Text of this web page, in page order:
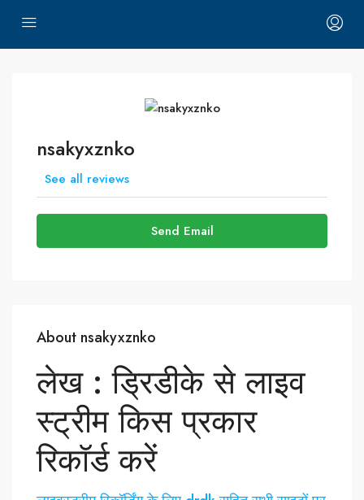
nsakyxznko
See all reviews
Send Email
About nsakyxznko
लेख : ड्रिडीके से लाइव
स्ट्रीम किस प्रकार
रिकॉर्ड करें